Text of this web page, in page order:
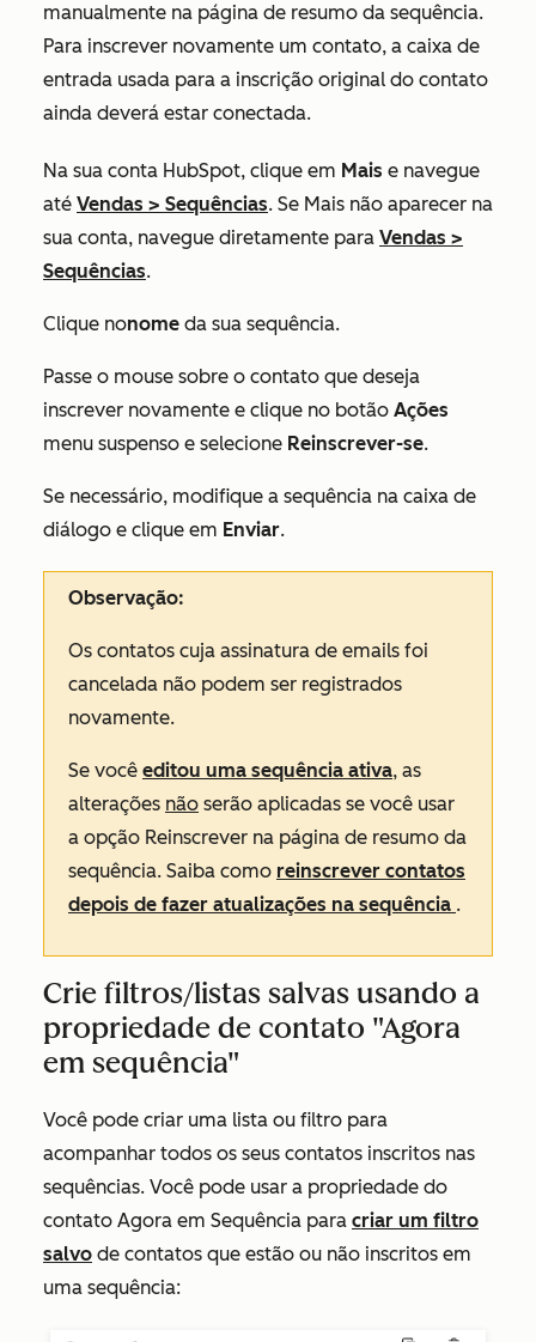
manualmente na página de resumo da sequência.
Para inscrever novamente um contato, a caixa de
entrada usada para a inscrição original do contato
ainda deverá estar conectada.
Na sua conta HubSpot, clique em Mais e navegue
até Vendas > Sequências. Se Mais não aparecer na
sua conta, navegue diretamente para Vendas >
Sequências.
Clique nonome da sua sequência.
Passe o mouse sobre o contato que deseja
inscrever novamente e clique no botão Ações
menu suspenso e selecione Reinscrever-se.
Se necessário, modifique a sequência na caixa de
diálogo e clique em Enviar.
Observação:
Os contatos cuja assinatura de emails foi
cancelada não podem ser registrados
novamente.
Se você editou uma sequência ativa, as
alterações não serão aplicadas se você usar
a opção Reinscrever na página de resumo da
sequência. Saiba como reinscrever contatos
depois de fazer atualizações na sequência .
Crie filtros/listas salvas usando a
propriedade de contato "Agora
em sequência"
Você pode criar uma lista ou filtro para
acompanhar todos os seus contatos inscritos nas
sequências. Você pode usar a propriedade do
contato Agora em Sequência para criar um filtro
salvo de contatos que estão ou não inscritos em
uma sequência: